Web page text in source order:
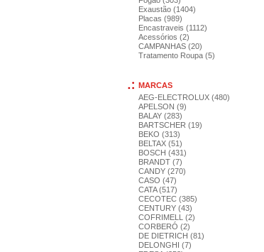
Exaustão (1404)
Placas (989)
Encastraveis (1112)
Acessórios (2)
CAMPANHAS (20)
Tratamento Roupa (5)
MARCAS
AEG-ELECTROLUX (480)
APELSON (9)
BALAY (283)
BARTSCHER (19)
BEKO (313)
BELTAX (51)
BOSCH (431)
BRANDT (7)
CANDY (270)
CASO (47)
CATA (517)
CECOTEC (385)
CENTURY (43)
COFRIMELL (2)
CORBERÓ (2)
DE DIETRICH (81)
DELONGHI (7)